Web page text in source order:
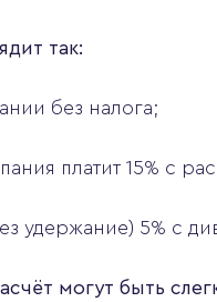
так:
без налога;
платит 15% с
удержание) 5% с
могут быть